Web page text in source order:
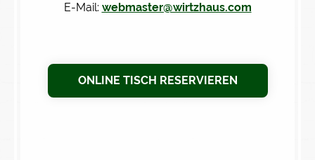
E-Mail: webmaster@wirtzhaus.com
ONLINE TISCH RESERVIEREN